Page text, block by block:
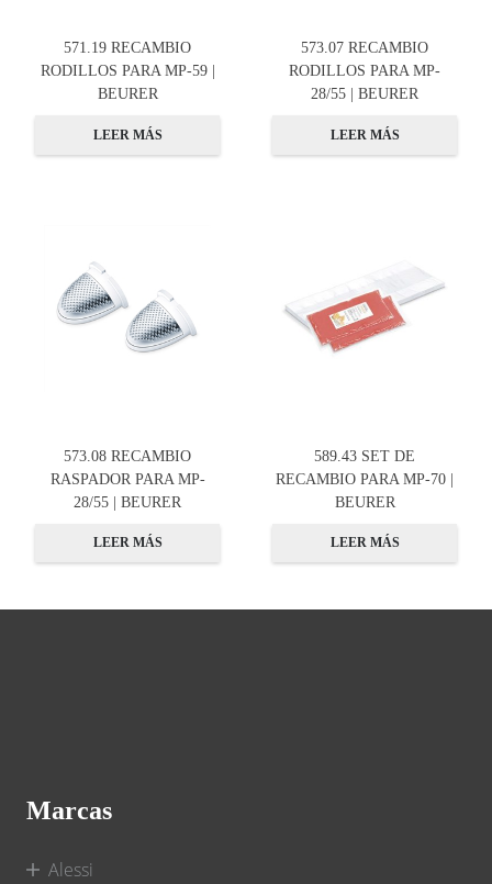
571.19 RECAMBIO
RODILLOS PARA MP-59 |
BEURER
LEER MÁS
573.07 RECAMBIO
RODILLOS PARA MP-
28/55 | BEURER
LEER MÁS
573.08 RECAMBIO
RASPADOR PARA MP-
28/55 | BEURER
LEER MÁS
589.43 SET DE
RECAMBIO PARA MP-70 |
BEURER
LEER MÁS
Marcas
Alessi